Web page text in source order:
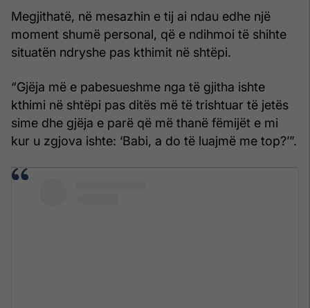
Megjithatë, në mesazhin e tij ai ndau edhe një
moment shumë personal, që e ndihmoi të shihte
situatën ndryshe pas kthimit në shtëpi.
“Gjëja më e pabesueshme nga të gjitha ishte
kthimi në shtëpi pas ditës më të trishtuar të jetës
sime dhe gjëja e parë që më thanë fëmijët e mi
kur u zgjova ishte: ‘Babi, a do të luajmë me top?’”.